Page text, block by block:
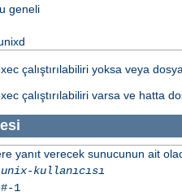
geneli
çalıştırılabiliri yoksa veya
çalıştırılabiliri varsa ve hatta
yanıt verecek sunucunun ait
unix-kullanıcısı
1